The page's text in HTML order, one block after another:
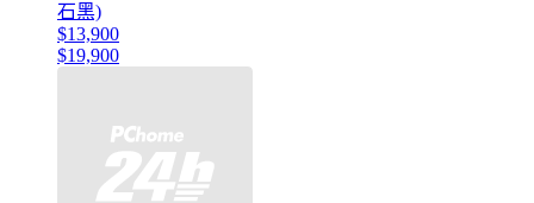
石黑)
$13,900
$19,900